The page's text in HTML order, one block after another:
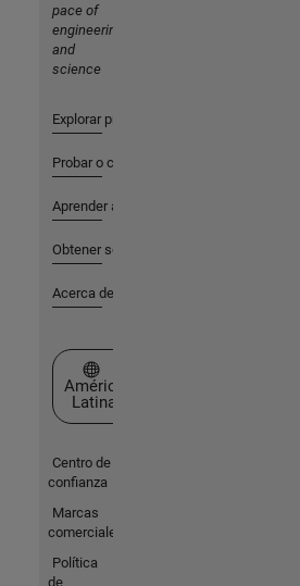
pace of
engineering
and
science
Explorar productos
Probar o comprar
Aprender a utilizar
Obtener soporte
Acerca de MathWorks
Seleccione un país/idioma
América
Latina
Centro de
confianza
Marcas
comerciales
Política
de